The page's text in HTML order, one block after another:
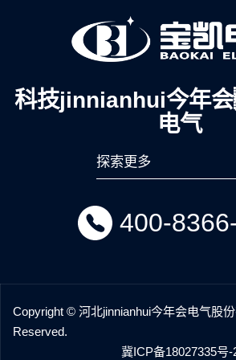
科技jinnianhui今年
电气
探索更多
400-
Copyright © 河北jinnianhui今年会电气股
Reserved.
冀ICP备18027335号-